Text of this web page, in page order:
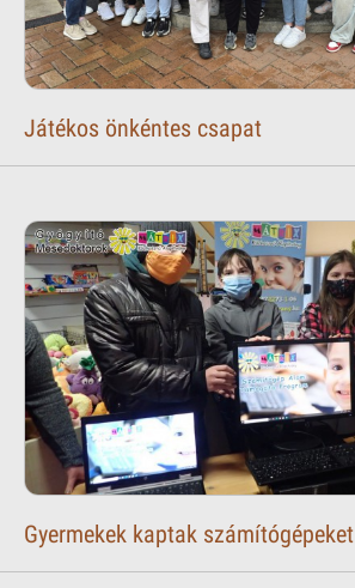
Játékos önkéntes csapat
Gyermekek kaptak számítógépeket